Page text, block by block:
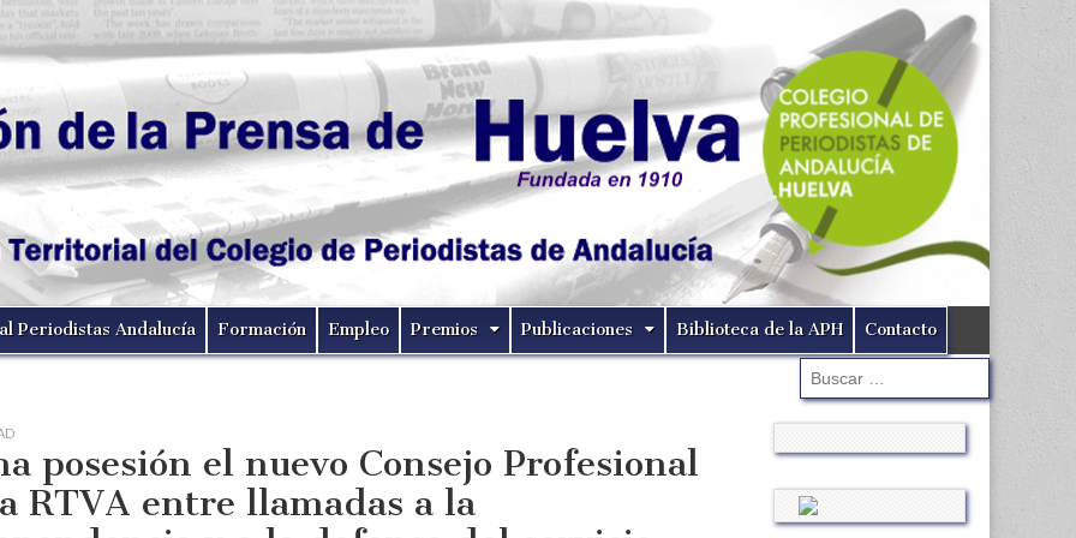
Periodistas Andalucía Formación Empleo Premios Publicaciones Biblioteca de la APH Contacto
Buscar:
posesión el nuevo Consejo Profesional
RTVA entre llamadas a la